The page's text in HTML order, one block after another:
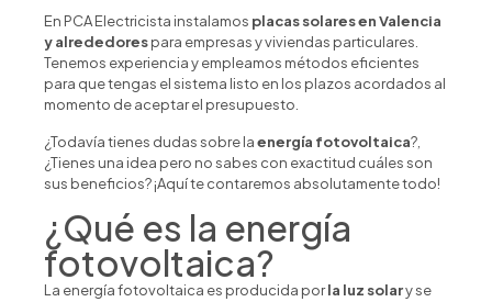
En PCA Electricista instalamos placas solares en Valencia
y alrededorespara empresas y viviendas particulares.
Tenemos experiencia y empleamos métodos eficientes
para que tengas el sistema listo en los plazos acordados al
momento de aceptar el presupuesto.
¿Todavía tienes dudas sobre laenergía fotovoltaica?,
¿Tienes una idea pero no sabes con exactitud cuáles son
sus beneficios? ¡Aquí te contaremos absolutamente todo!
¿Qué es la energía
fotovoltaica?
La energía fotovoltaica es producida porla luz solary se